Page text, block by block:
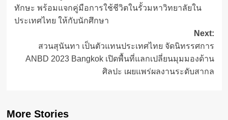
ทักษะ พร้อมแจกคู่มือการใช้ชีวิตในรั้วมหาวิทยาลัยใน
ประเทศไทย ให้กับนักศึกษา
Next:
สวนสุนันทา เป็นตัวแทนประเทศไทย จัดนิทรรศการ
ANBD 2023 Bangkok เปิดพื้นที่แลกเปลี่ยนมุมมองด้าน
ศิลปะ เผยแพร่ผลงานระดับสากล
More Stories